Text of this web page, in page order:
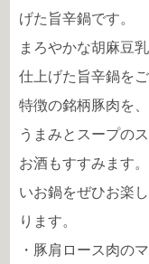
げた旨辛鍋です。
まろやかな胡麻豆
仕上げた旨辛鍋を
特徴の銘柄豚肉を
うまみとスープの
お酒もすすみます
いお鍋をぜひお楽
ります。
・豚肩ロース肉の